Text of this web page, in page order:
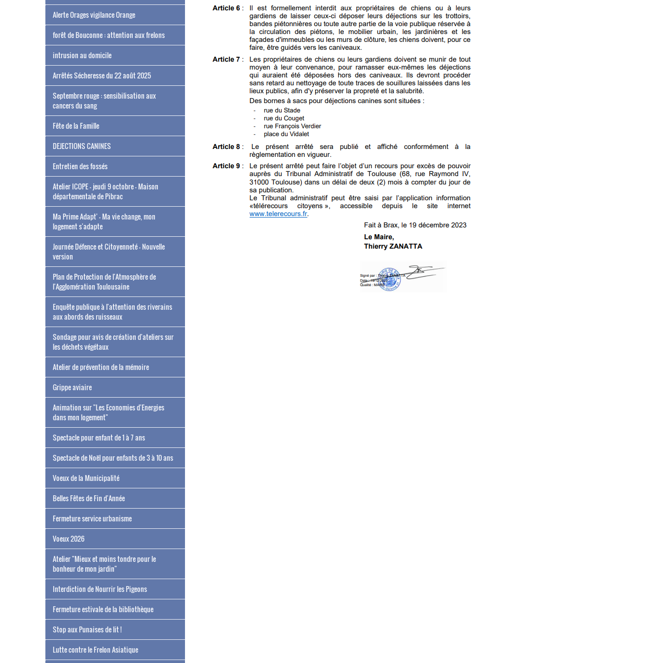
Alerte Orages vigilance Orange
forêt de Bouconne : attention aux frelons
intrusion au domicile
Arrêtés Sécheresse du 22 août 2025
Septembre rouge : sensibilisation aux
cancers du sang
Fête de la Famille
DEJECTIONS CANINES
Entretien des fossés
Atelier ICOPE - jeudi 9 octobre - Maison
départementale de Pibrac
Ma Prime Adapt' - Ma vie change, mon
logement s'adapte
Journée Défence et Citoyenneté - Nouvelle
version
Plan de Protection de l'Atmosphère de
l'Agglomération Toulousaine
Enquête publique à l'attention des riverains
aux abords des ruisseaux
Sondage pour avis de création d'ateliers sur
les déchets végétaux
Atelier de prévention de la mémoire
Grippe aviaire
Animation sur "Les Economies d'Energies
dans mon logement"
Spectacle pour enfant de 1 à 7 ans
Spectacle de Noël pour enfants de 3 à 10 ans
Voeux de la Municipalité
Belles Fêtes de Fin d'Année
Fermeture service urbanisme
Voeux 2026
Atelier "Mieux et moins tondre pour le
bonheur de mon jardin"
Interdiction de Nourrir les Pigeons
Fermeture estivale de la bibliothèque
Stop aux Punaises de lit !
Lutte contre le Frelon Asiatique